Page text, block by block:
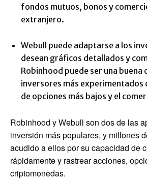
fondos mutuos, bonos y
extranjero.
Webull puede adaptarse a los
desean gráficos detallados y
Robinhood puede ser una buena
inversores más experimentados
de opciones más bajos y el
Robinhood y Webull son dos de las
inversión más populares, y millones
acudido a ellos por su capacidad de
rápidamente y rastrear acciones,
criptomonedas.